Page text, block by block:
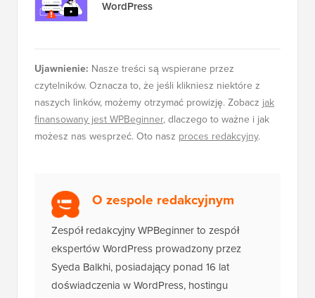
WordPress
Ujawnienie: Nasze treści są wspierane przez
czytelników. Oznacza to, że jeśli klikniesz niektóre z
naszych linków, możemy otrzymać prowizję. Zobacz jak
finansowany jest WPBeginner, dlaczego to ważne i jak
możesz nas wesprzeć. Oto nasz proces redakcyjny.
O zespole redakcyjnym
Zespół redakcyjny WPBeginner to zespół
ekspertów WordPress prowadzony przez
Syeda Balkhi, posiadający ponad 16 lat
doświadczenia w WordPress, hostingu